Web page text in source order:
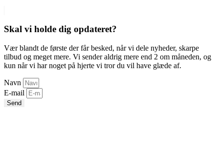
Skal vi holde dig opdateret?
Vær blandt de første der får besked, når vi dele nyheder, skarpe
tilbud og meget mere. Vi sender aldrig mere end 2 om måneden, og
kun når vi har noget på hjerte vi tror du vil have glæde af.
Navn
E-mail
Send